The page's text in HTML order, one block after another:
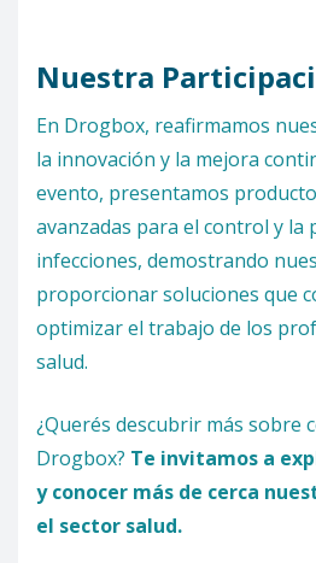
Nuestra
En Drogbox, reafirmamos
la innovación y la mejora
evento, presentamos
avanzadas para el control y la
infecciones, demostrando
proporcionar soluciones que
optimizar el trabajo de los
salud.
¿Querés descubrir más sobre
Drogbox? Te invitamos a
y conocer más de cerca
el sector salud.